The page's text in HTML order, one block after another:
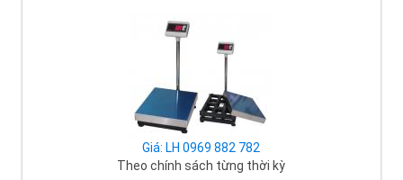
Giá: LH 0969 882 782
Theo chính sách từng thời kỳ